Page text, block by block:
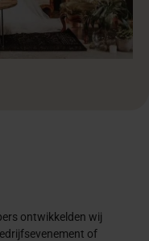
ontwikkelden wij
of